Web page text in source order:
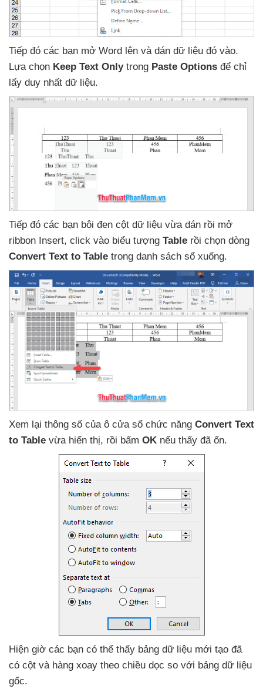
Tiếp đó các bạn mở Word lên và dán dữ liệu đó vào.
Lựa chọn Keep Text Onlytrong Paste Options để chỉ
lấy duy nhất dữ liệu.
Tiếp đó các bạn bôi đen cột dữ liệu vừa dán rồi mở
ribbon Insert, click vào biểu tượng Table rồi chọn dòng
Convert Text to Table trong danh sách sổ xuống.
Xem lại thông số của ô cửa sổ chức năng Convert Text
to Table vừa hiển thị, rồi bấm OK nếu thấy đã ổn.
Hiện giờ các bạn có thể thấy bảng dữ liệu mới tạo đã
có cột và hàng xoay theo chiều dọc so với bảng dữ liệu
gốc.